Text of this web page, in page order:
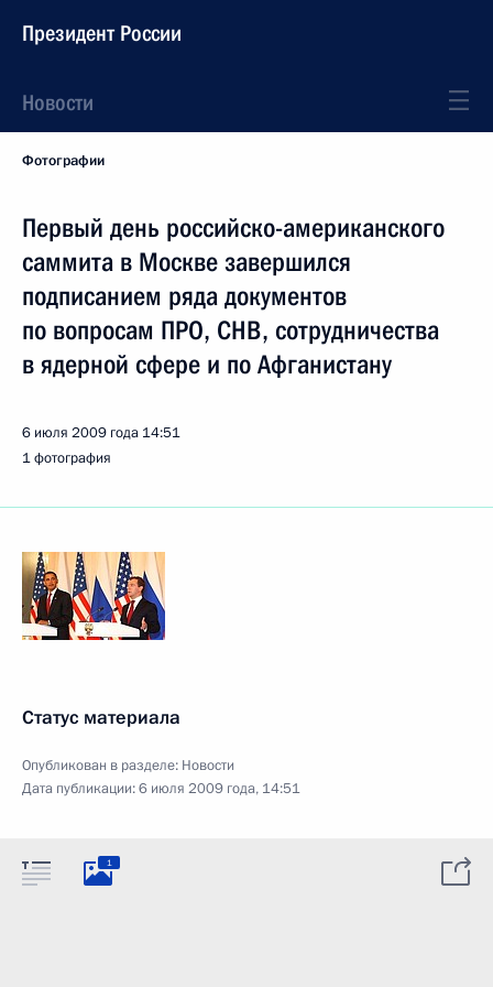
Президент России
Новости
Фотографии
Первый день российско-американского
саммита в Москве завершился
подписанием ряда документов
по вопросам ПРО, СНВ, сотрудничества
в ядерной сфере и по Афганистану
6 июля 2009 года 14:51
1 фотография
Статус материала
Опубликован в разделе: Новости
Дата публикации:6 июля 2009 года, 14:51
1